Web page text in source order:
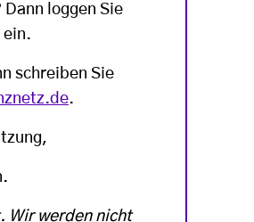
loggen Sie
ein.
schreiben Sie
.
Wir werden nicht